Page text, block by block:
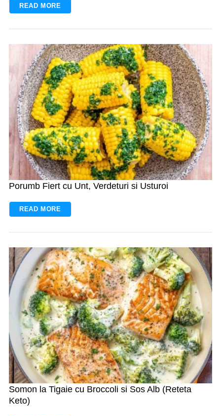
READ MORE
Porumb Fiert cu Unt, Verdeturi si Usturoi
READ MORE
Somon la Tigaie cu Broccoli si Sos Alb (Reteta
Keto)
S
e
a
r
c
h
o
r
: